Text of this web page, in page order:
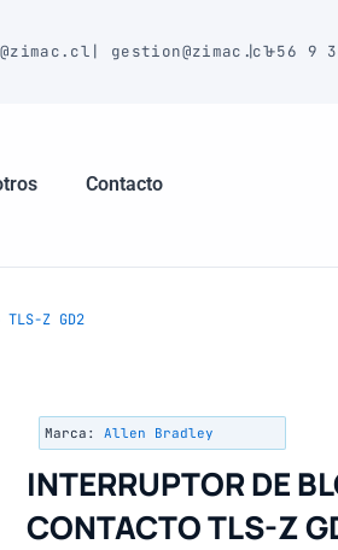
| gestion@zimac.cl
|+56 9
Contacto
Z GD2
Marca: Allen Bradley
INTERRUPTOR DE
CONTACTO TLS-Z